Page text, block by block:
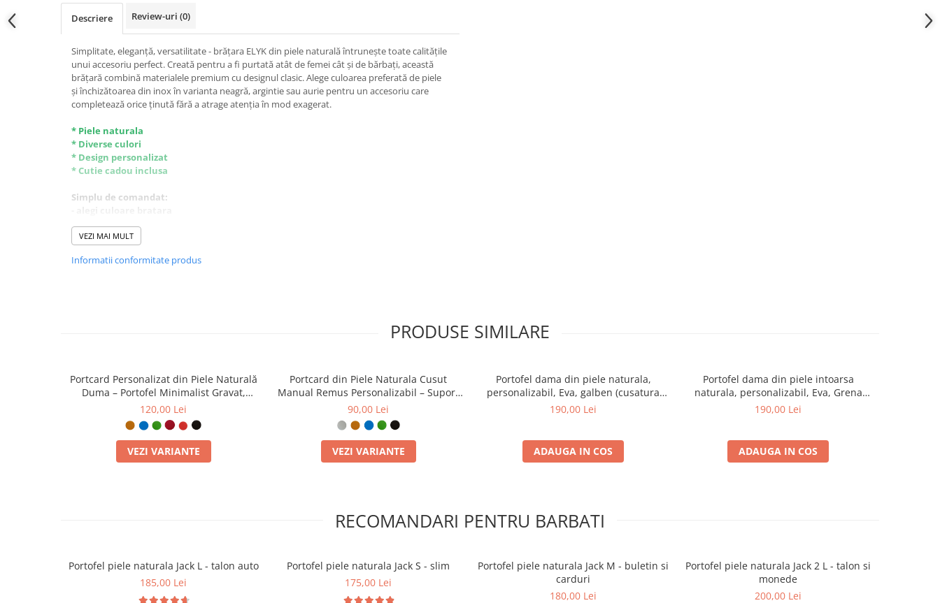
Descriere Review-uri (0)
Simplitate, eleganță, versatilitate - brățara ELYK din piele naturală întrunește toate calitățile
unui accesoriu perfect. Creată pentru a fi purtată atât de femei cât și de bărbați, această
brățară combină materialele premium cu designul clasic. Alege culoarea preferată de piele
și închizătoarea din inox în varianta neagră, argintie sau aurie pentru un accesoriu care
completează orice ținută fără a atrage atenția în mod exagerat.
* Piele naturala
* Diverse culori
* Design personalizat
* Cutie cadou inclusa
Simplu de comandat:
- alegi marimea potrivita
- alegi culoare inchizatoare
VEZI MAI MULT
Informatii conformitate produs
PRODUSE SIMILARE
Portcard Personalizat din Piele Naturală
Duma – Portofel Minimalist Gravat,
Diverse Culori
120,00 Lei
VEZI VARIANTE
Portcard din Piele Naturala Cusut
Manual Remus Personalizabil – Suport
Carduri Plat, Diverse Culori
90,00 Lei
VEZI VARIANTE
Portofel dama din piele naturala,
personalizabil, Eva, galben (cusatura
verde)
190,00 Lei
ADAUGA IN COS
Portofel dama din piele intoarsa
naturala, personalizabil, Eva, Grena
(cusatura neagra)
190,00 Lei
ADAUGA IN COS
RECOMANDARI PENTRU BARBATI
Portofel piele naturala Jack L - talon auto
185,00 Lei
Portofel piele naturala Jack S - slim
175,00 Lei
Portofel piele naturala Jack M - buletin si
carduri
180,00 Lei
Portofel piele naturala Jack 2 L - talon si
monede
200,00 Lei